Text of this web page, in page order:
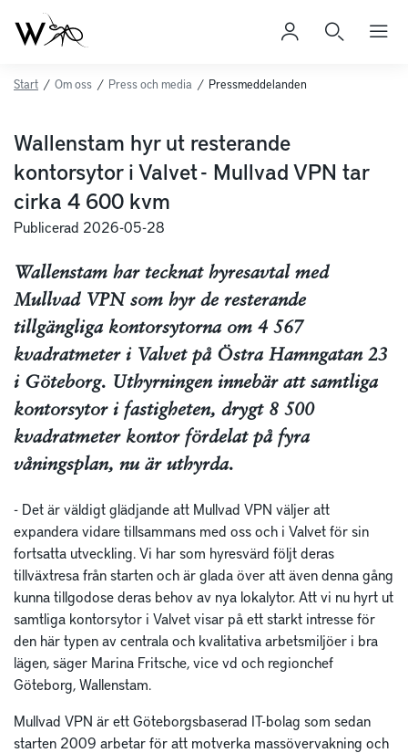
Start / Om oss / Press och media / Pressmeddelanden
Wallenstam hyr ut resterande
kontorsytor i Valvet - Mullvad VPN tar
cirka 4 600 kvm
Publicerad 2026-05-28
Wallenstam har tecknat hyresavtal med
Mullvad VPN som hyr de resterande
tillgängliga kontorsytorna om 4 567
kvadratmeter i Valvet på Östra Hamngatan 23
i Göteborg. Uthyrningen innebär att samtliga
kontorsytor i fastigheten, drygt 8 500
kvadratmeter kontor fördelat på fyra
våningsplan, nu är uthyrda.
- Det är väldigt glädjande att Mullvad VPN väljer att
expandera vidare tillsammans med oss och i Valvet för sin
fortsatta utveckling. Vi har som hyresvärd följt deras
tillväxtresa från starten och är glada över att även denna gång
kunna tillgodose deras behov av nya lokalytor. Att vi nu hyrt ut
samtliga kontorsytor i Valvet visar på ett starkt intresse för
den här typen av centrala och kvalitativa arbetsmiljöer i bra
lägen, säger Marina Fritsche, vice vd och regionchef
Göteborg, Wallenstam.
Mullvad VPN är ett Göteborgsbaserad IT-bolag som sedan
starten 2009 arbetar för att motverka massövervakning och